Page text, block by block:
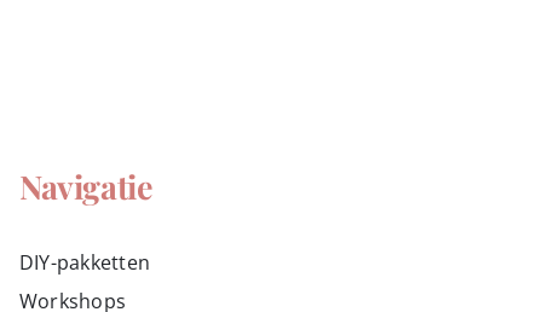
Navigatie
DIY-pakketten
Workshops